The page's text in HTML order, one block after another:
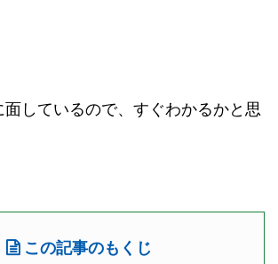
面しているので、すぐわかるかと思
この記事のもくじ